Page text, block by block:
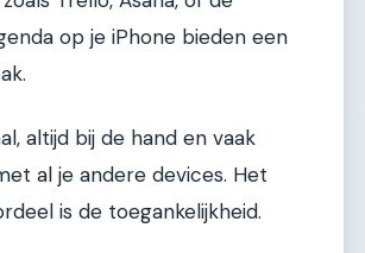
op je iPhone bieden een
altijd bij de hand en vaak
al je andere devices. Het
is de toegankelijkheid.